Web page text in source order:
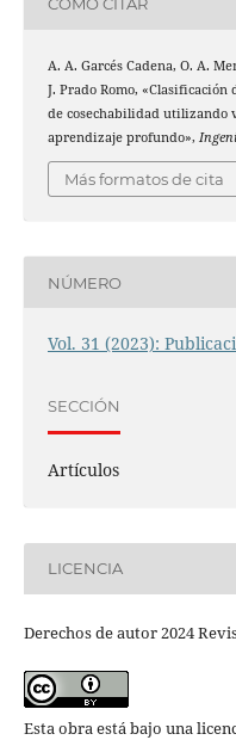
CÓMO CITAR
A. A. Garcés Cadena, O. A.
J. Prado Romo,
de cosechabilidad utilizando
aprendizaje profundo»,
Más formatos de cita
NÚMERO
Vol. 31 (2023):
SECCIÓN
Artículos
LICENCIA
Derechos de autor 2024
Esta obra está bajo una